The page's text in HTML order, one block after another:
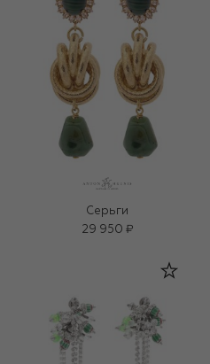
Серьги
29 950 ₽